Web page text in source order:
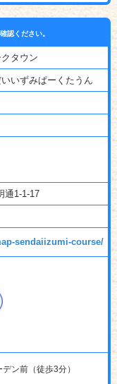
認ください。
タウン
いずみぱーくたうん
通1-1-17
sendaiizumi-course/
ン前（徒歩3分）